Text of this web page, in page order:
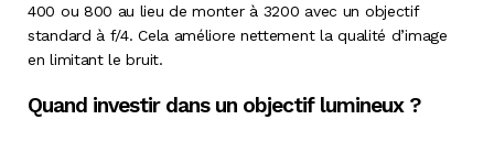
400 ou 800 au lieu de monter à 3200 avec un objectif
standard à f/4. Cela améliore nettement la qualité d’image
en limitant le bruit.
Quand investir dans un objectif lumineux ?